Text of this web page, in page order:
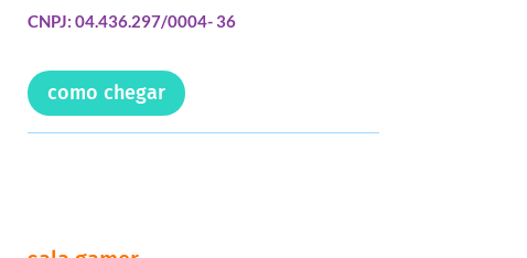
CNPJ: 04.436.297/0004- 36
como chegar